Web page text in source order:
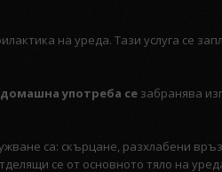
на уреда. Тази услуга се
употреба се забранява
са: скърцане, разхлабени
се от основното тяло на